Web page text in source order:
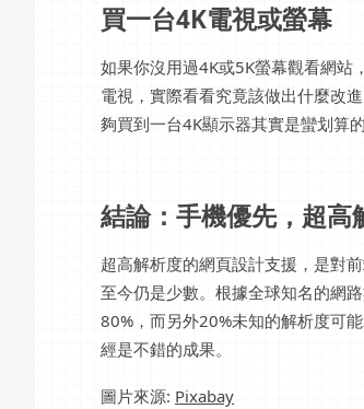
買一台4K電視或螢幕
如果你沒用過4K或5K螢幕觀看網站
電視，實際看看究竟該做出什麼改
夠買到一台4K顯示器其實是蠻划算的
結論：手機優先，超高
超高解析度的網頁設計支援，是對
至今仍是少數。根據全球知名的網
80%，而另外20%未知的解析度可
經是不錯的成果。
圖片來源: Pixabay